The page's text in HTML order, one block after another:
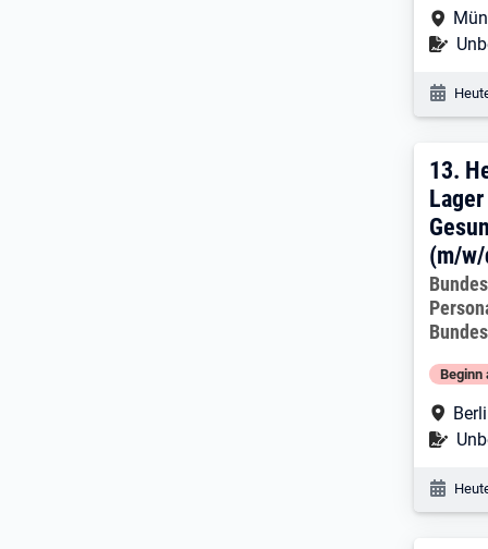
13.
13.
Lager
(m/
Beginn